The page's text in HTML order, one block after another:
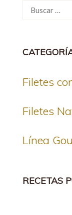
Buscar:
Filetes
Filetes
Línea
RECETAS